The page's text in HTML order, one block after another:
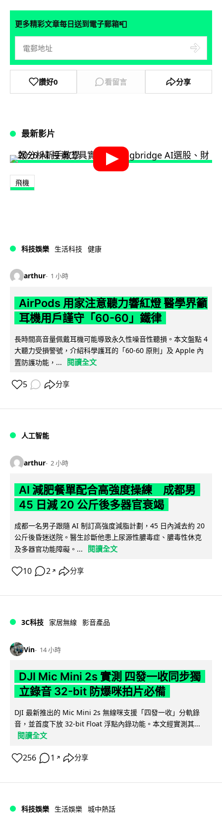
更多精彩文章每日送到電子郵箱📮
讚好0 看留言 分享
最新影片
飛機
科技娛樂 生活科技 健康
arthur 1 小時
AirPods 用家注意聽力響紅燈 醫學界籲
耳機用戶謹守「60-60」鐵律
長時間高音量佩戴耳機可能導致永久性噪音性聽損。本文盤點 4
大聽力受損警號，介紹科學護耳的「60-60 原則」及 Apple 內
置防護功能，...
閱讀全文
5 分享
人工智能
arthur 2 小時
AI 減肥餐單配合高強度操練 成都男
45 日減 20 公斤後多器官衰竭
成都一名男子跟隨 AI 制訂高強度減脂計劃，45 日內減去約 20
公斤後昏迷送院。醫生診斷他患上尿源性膿毒症、膿毒性休克
及多器官功能障礙。...
閱讀全文
10 2 ↗ 分享
3C科技 家居無線 影音產品
Vin 14 小時
DJI Mic Mini 2s 實測 四發一收同步獨
立錄音 32-bit 防爆咪拍片必備
DJI 最新推出的 Mic Mini 2s 無線咪支援「四發一收」分軌錄
音，並首度下放 32-bit Float 浮點內錄功能。本文經實測其...
閱讀全文
256 1 ↗ 分享
科技娛樂 生活娛樂 城中熱話